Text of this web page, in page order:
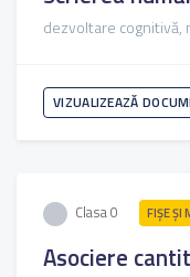
dezvoltare cognitivă,
VIZUALIZEAZĂ
Clasa 0 FIŞE ŞI
Asociere